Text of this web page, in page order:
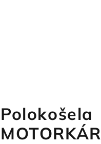
Polokošela
MOTORKÁR